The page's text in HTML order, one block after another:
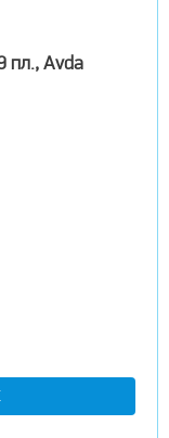
пл., Avda